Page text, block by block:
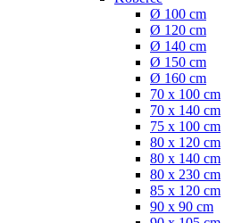
Ø 100 cm
Ø 120 cm
Ø 140 cm
Ø 150 cm
Ø 160 cm
70 x 100 cm
70 x 140 cm
75 x 100 cm
80 x 120 cm
80 x 140 cm
80 x 230 cm
85 x 120 cm
90 x 90 cm